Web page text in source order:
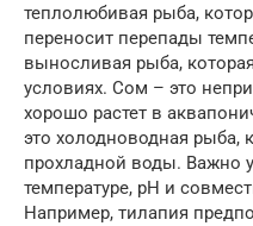
теплолюбивая рыба,
переносит перепады
выносливая рыба,
условиях. Сом – это
хорошо растет в
это холодноводная рыба,
прохладной воды. Важно
температуре, pH и
Например, тилапия